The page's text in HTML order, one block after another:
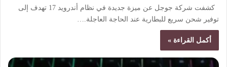
كشفت شركة جوجل عن ميزة جديدة في نظام أندرويد 17 تهدف إلى
توفير شحن سريع للبطارية عند الحاجة العاجلة.…
أكمل القراءة »